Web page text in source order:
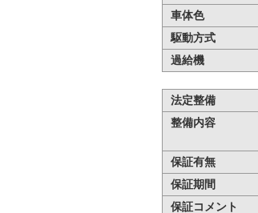
車体色
駆動方式
過給機
法定整備
整備内容
保証有無
保証期間
保証コメント